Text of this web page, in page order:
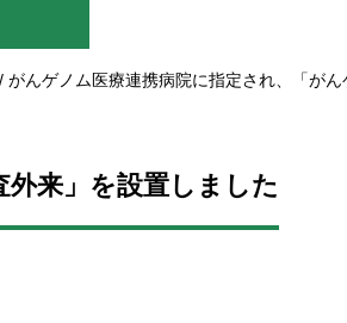
/ がんゲノム医療連携病院に指定され、「が
来」を設置しました